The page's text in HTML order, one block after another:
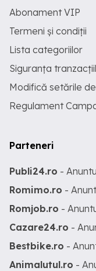
Abonament VIP
Termeni și condiții
Lista categoriilor
Siguranța
Modifică setările
Regulament
Parteneri
Publi24.ro -
Romimo.ro -
Romjob.ro -
Cazare24.ro -
Bestbike.ro -
Animalutul.ro -